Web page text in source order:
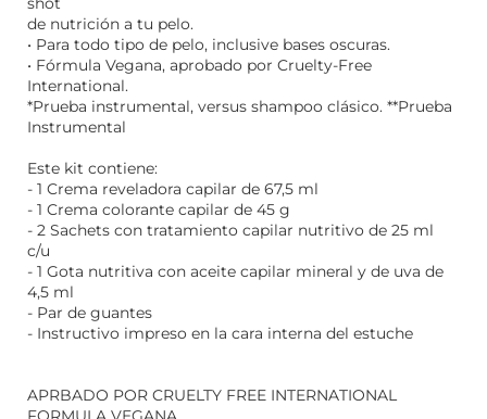
de nutrición a tu pelo.
• Para todo tipo de pelo, inclusive bases oscuras.
• Fórmula Vegana, aprobado por Cruelty-Free
International.
*Prueba instrumental, versus shampoo clásico. **Prueba
Instrumental
Este kit contiene:
- 1 Crema reveladora capilar de 67,5 ml
- 1 Crema colorante capilar de 45 g
- 2 Sachets con tratamiento capilar nutritivo de 25 ml
c/u
- 1 Gota nutritiva con aceite capilar mineral y de uva de
4,5 ml
- Par de guantes
- Instructivo impreso en la cara interna del estuche
APRBADO POR CRUELTY FREE INTERNATIONAL